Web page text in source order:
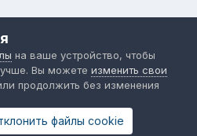
транспорта
Invision Community
на ваше устройство, чтобы
Вы можете изменить свои
продолжить без изменения
файлы сookie